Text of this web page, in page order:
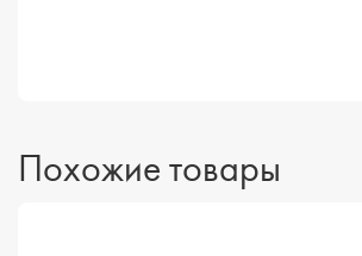
Похожие товары